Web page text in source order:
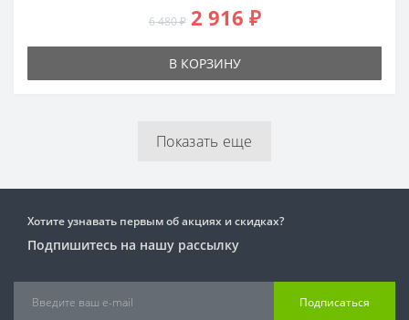
6 480 ₽ 2 916 ₽
В КОРЗИНУ
Показать еще
Хотите узнавать первым об акциях и скидках?
Подпишитесь на нашу рассылку
Подписаться